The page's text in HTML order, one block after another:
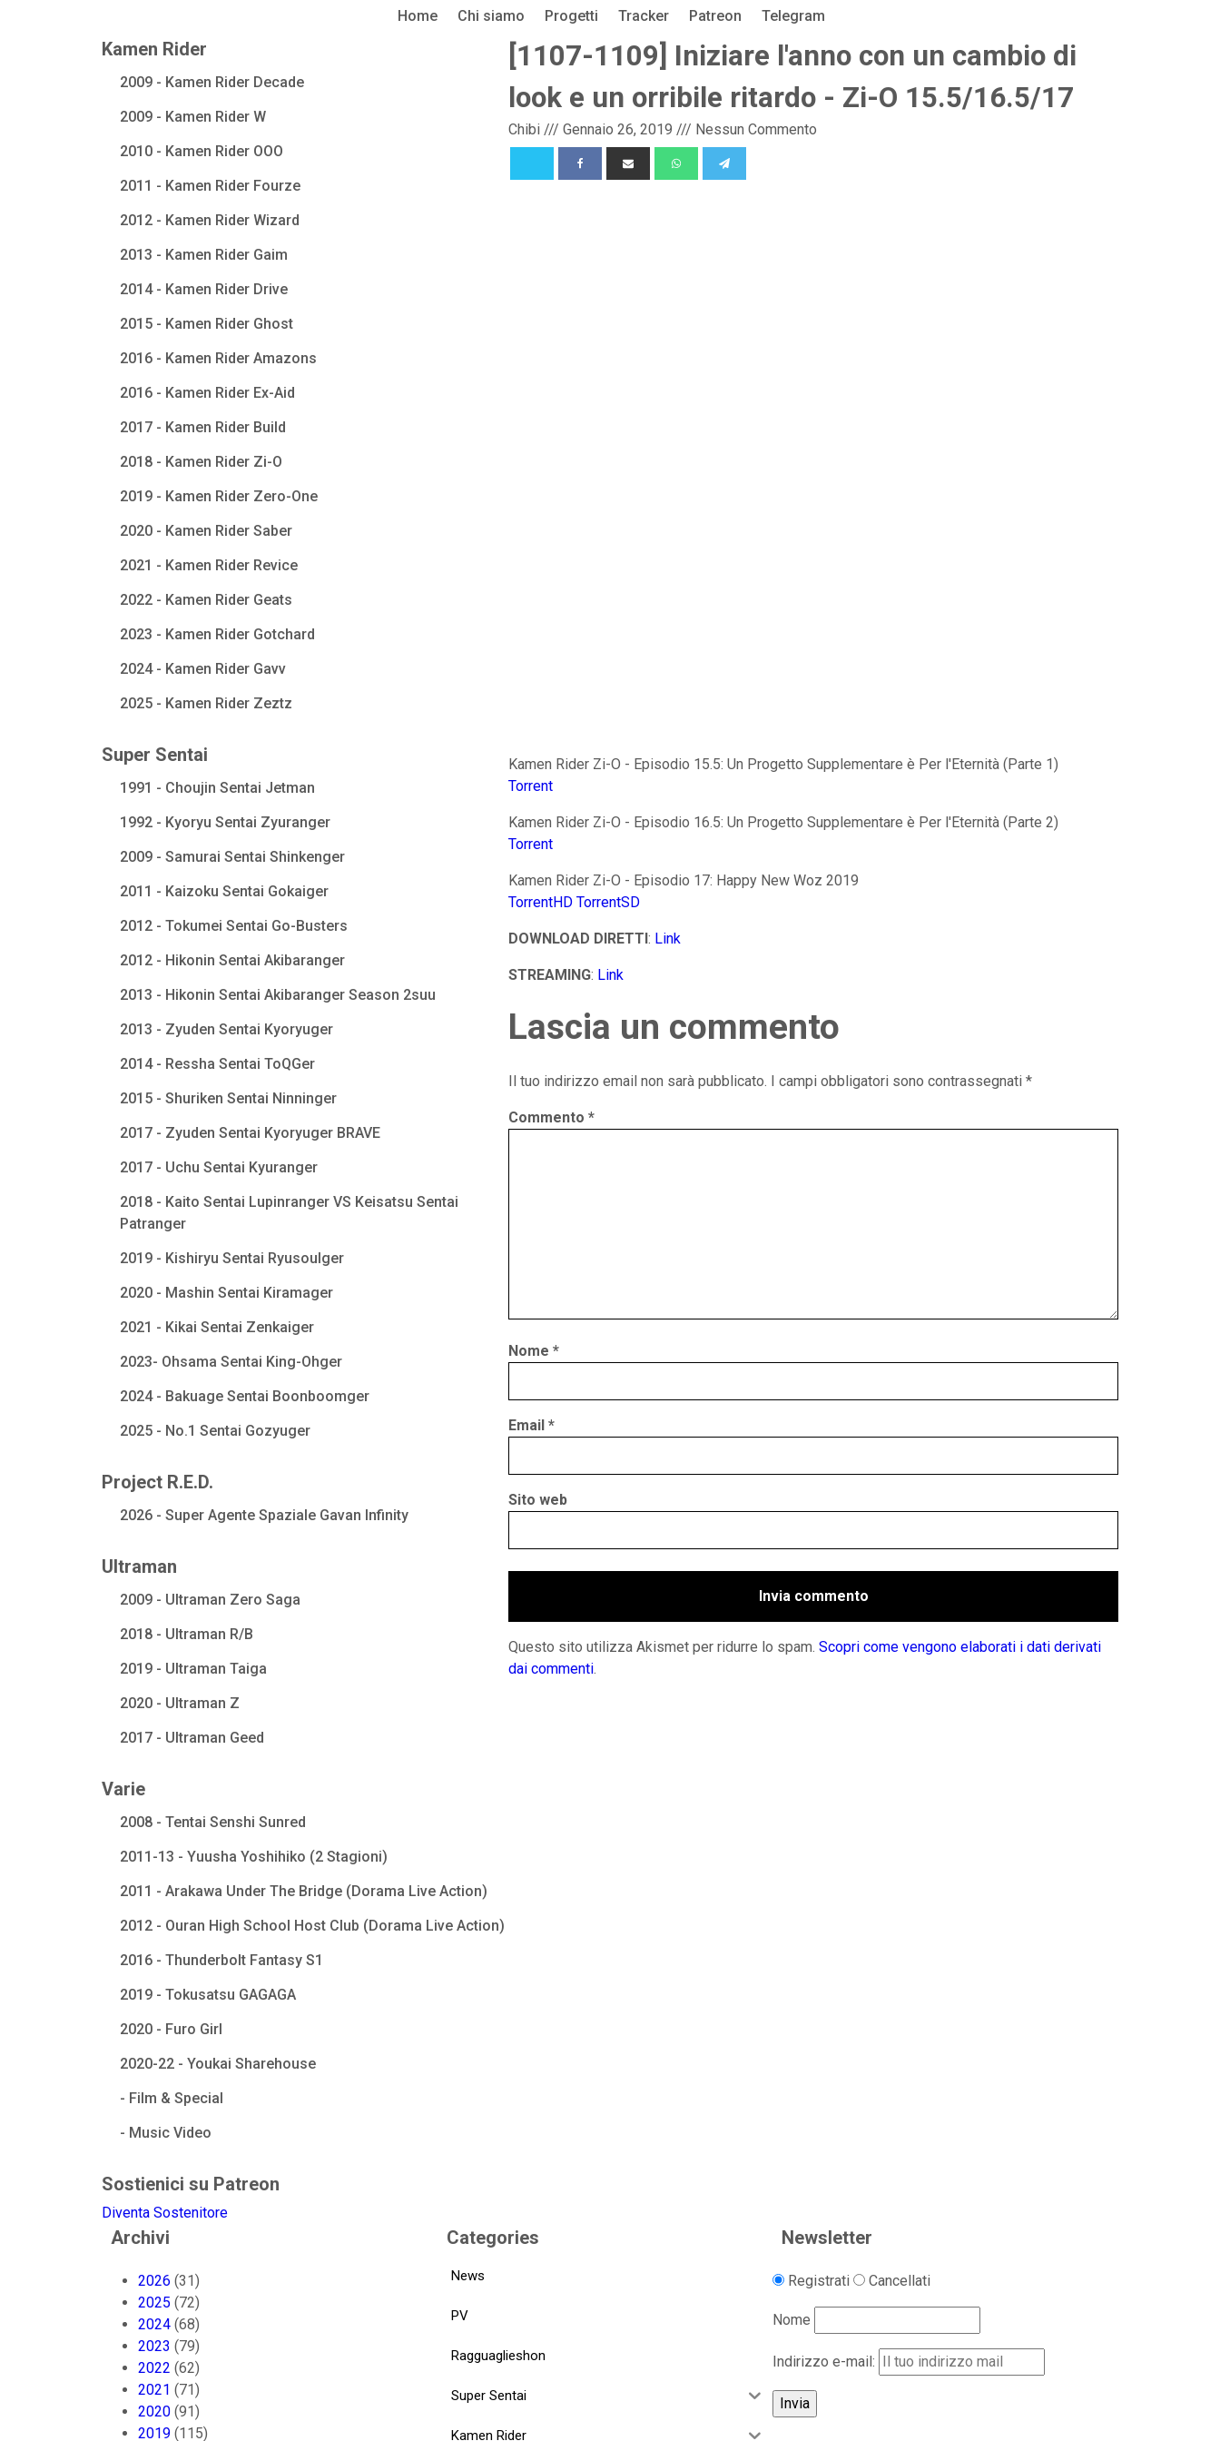
Home Chi siamo Progetti Tracker Patreon Telegram
Kamen Rider
2009 - Kamen Rider Decade
2009 - Kamen Rider W
2010 - Kamen Rider OOO
2011 - Kamen Rider Fourze
2012 - Kamen Rider Wizard
2013 - Kamen Rider Gaim
2014 - Kamen Rider Drive
2015 - Kamen Rider Ghost
2016 - Kamen Rider Amazons
2016 - Kamen Rider Ex-Aid
2017 - Kamen Rider Build
2018 - Kamen Rider Zi-O
2019 - Kamen Rider Zero-One
2020 - Kamen Rider Saber
2021 - Kamen Rider Revice
2022 - Kamen Rider Geats
2023 - Kamen Rider Gotchard
2024 - Kamen Rider Gavv
2025 - Kamen Rider Zeztz
Super Sentai
1991 - Choujin Sentai Jetman
1992 - Kyoryu Sentai Zyuranger
2009 - Samurai Sentai Shinkenger
2011 - Kaizoku Sentai Gokaiger
2012 - Tokumei Sentai Go-Busters
2012 - Hikonin Sentai Akibaranger
2013 - Hikonin Sentai Akibaranger Season 2suu
2013 - Zyuden Sentai Kyoryuger
2014 - Ressha Sentai ToQGer
2015 - Shuriken Sentai Ninninger
2017 - Zyuden Sentai Kyoryuger BRAVE
2017 - Uchu Sentai Kyuranger
2018 - Kaito Sentai Lupinranger VS Keisatsu Sentai
Patranger
2019 - Kishiryu Sentai Ryusoulger
2020 - Mashin Sentai Kiramager
2021 - Kikai Sentai Zenkaiger
2023- Ohsama Sentai King-Ohger
2024 - Bakuage Sentai Boonboomger
2025 - No.1 Sentai Gozyuger
Project R.E.D.
2026 - Super Agente Spaziale Gavan Infinity
Ultraman
2009 - Ultraman Zero Saga
2018 - Ultraman R/B
2019 - Ultraman Taiga
2020 - Ultraman Z
2017 - Ultraman Geed
Varie
2008 - Tentai Senshi Sunred
2011-13 - Yuusha Yoshihiko (2 Stagioni)
2011 - Arakawa Under The Bridge (Dorama Live Action)
2012 - Ouran High School Host Club (Dorama Live Action)
2016 - Thunderbolt Fantasy S1
2019 - Tokusatsu GAGAGA
2020 - Furo Girl
2020-22 - Youkai Sharehouse
- Film & Special
- Music Video
Sostienici su Patreon
Diventa Sostenitore
[1107-1109] Iniziare l'anno con un cambio di
look e un orribile ritardo - Zi-O 15.5/16.5/17
Chibi /// Gennaio 26, 2019 /// Nessun Commento
Kamen Rider Zi-O - Episodio 15.5: Un Progetto Supplementare è Per l'Eternità (Parte 1)
Torrent
Kamen Rider Zi-O - Episodio 16.5: Un Progetto Supplementare è Per l'Eternità (Parte 2)
Torrent
Kamen Rider Zi-O - Episodio 17: Happy New Woz 2019
TorrentHD TorrentSD
DOWNLOAD DIRETTI: Link
STREAMING: Link
Lascia un commento
Il tuo indirizzo email non sarà pubblicato. I campi obbligatori sono contrassegnati *
Commento *
Nome *
Email *
Sito web
Questo sito utilizza Akismet per ridurre lo spam. Scopri come vengono elaborati i dati derivati
dai commenti.
Archivi
2026 (31)
2025 (72)
2024 (68)
2023 (79)
2022 (62)
2021 (71)
2020 (91)
2019 (115)
Categories
News
PV
Ragguaglieshon
Super Sentai
Kamen Rider
Newsletter
Registrati Cancellati
Nome
Indirizzo e-mail: